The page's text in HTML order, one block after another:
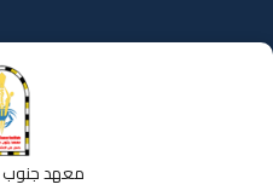
إلى
المحتوى
معهد جنوب